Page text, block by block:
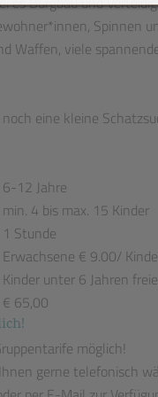
Spinnen
Waffen, viele
eine kleine
6-12 Jahre
min. 4 bis max. 15 Kinder
1 Stunde
Erwachsene € 9.00/
Kinder unter 6 Jahren
€ 65,00
möglich!
gerne telefonisch